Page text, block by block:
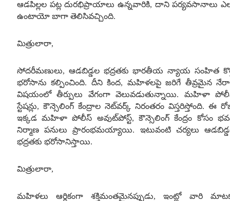
ఆడపిల్లల పట్ల దురభిప్రాయాలు ఉన్నవారికి, దాని పర్యవసానాలు
ఉంటాయో బాగా తెలిసివచ్చింది.
మిత్రులారా,
సోదరీమణులు, ఆడబిడ్డల భద్రతకు భారతీయ న్యాయ సంహిత
భరోసాను కల్పించింది. దీని కింద, మహిళలపై జరిగే తీవ్రమైన
విషయంలో తీర్పులు వేగంగా వెలువడుతున్నాయి. మహిళా
స్టేషన్లు, కౌన్సెలింగ్ కేంద్రాల నెట్‌వర్క్ నిరంతరం విస్తరిస్తోంది. ఈ
ఇక్కడ మహిళా పోలీస్ అవుట్‌పోస్ట్,కౌన్సెలింగ్ కేంద్రం కోసం
నిర్మాణ పనులు ప్రారంభమయ్యాయి. ఇటువంటి చర్యలు
భద్రతకు భరోసానిస్తాయి.
మిత్రులారా,
మహిళలు ఆర్థికంగా శక్తిమంతమైనప్పుడు, ఇంట్లో వారి